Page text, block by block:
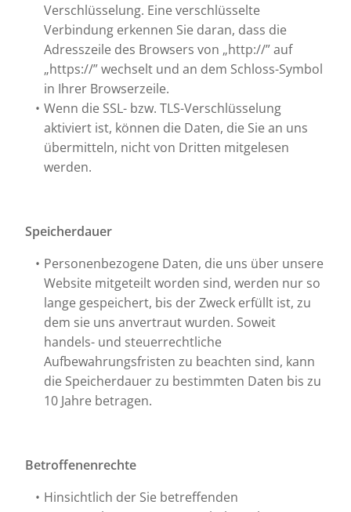
Verschlüsselung. Eine verschlüsselte
Verbindung erkennen Sie daran, dass die
Adresszeile des Browsers von „http://” auf
„https://” wechselt und an dem Schloss-Symbol
in Ihrer Browserzeile.
Wenn die SSL- bzw. TLS-Verschlüsselung
aktiviert ist, können die Daten, die Sie an uns
übermitteln, nicht von Dritten mitgelesen
werden.
Speicherdauer
Personenbezogene Daten, die uns über unsere
Website mitgeteilt worden sind, werden nur so
lange gespeichert, bis der Zweck erfüllt ist, zu
dem sie uns anvertraut wurden. Soweit
handels- und steuerrechtliche
Aufbewahrungsfristen zu beachten sind, kann
die Speicherdauer zu bestimmten Daten bis zu
10 Jahre betragen.
Betroffenenrechte
Hinsichtlich der Sie betreffenden